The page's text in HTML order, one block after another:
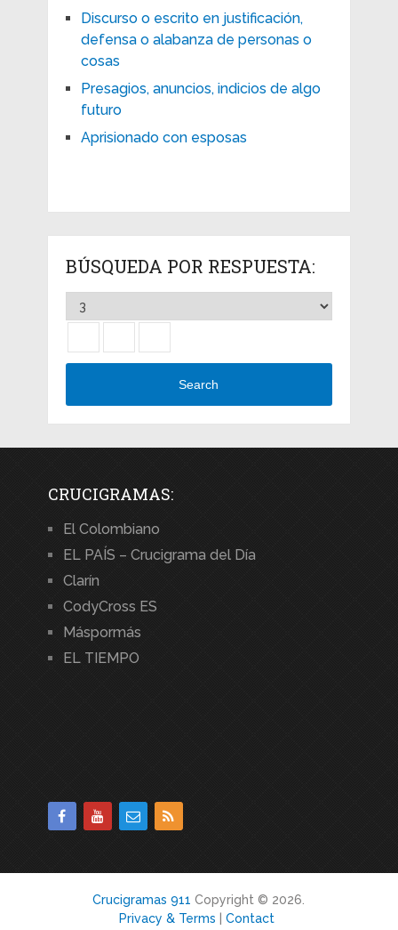
Discurso o escrito en justificación,
defensa o alabanza de personas o
cosas
Presagios, anuncios, indicios de algo
futuro
Aprisionado con esposas
BÚSQUEDA POR RESPUESTA:
Search
CRUCIGRAMAS:
El Colombiano
EL PAÍS – Crucigrama del Día
Clarín
CodyCross ES
Máspormás
EL TIEMPO
Crucigramas 911 Copyright © 2026.
Privacy & Terms |Contact